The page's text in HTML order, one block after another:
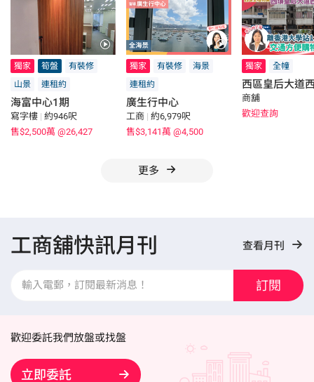
獨家 筍盤
有裝修
山景
連租約
海富中心1期
寫字樓 | 約946呎
售$2,500萬 @26,427
獨家 有裝修
海景
連租約
廣生行中心
工商 | 約6,979呎
售$3,141萬 @4,500
獨家 全幢
西區皇后大道
商舖
歡迎查詢
更多
工商舖快訊月刊 查看月刊
訂閱
歡迎委託我們放盤或找盤
立即委託